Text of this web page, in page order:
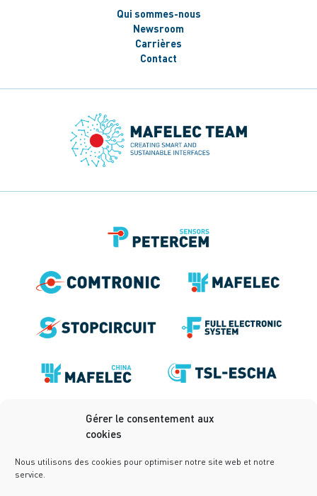
Gérer le consentement aux
cookies
Nous utilisons des cookies pour optimiser notre site web et notre
service.
Qui sommes-nous
Newsroom
Carrières
Contact